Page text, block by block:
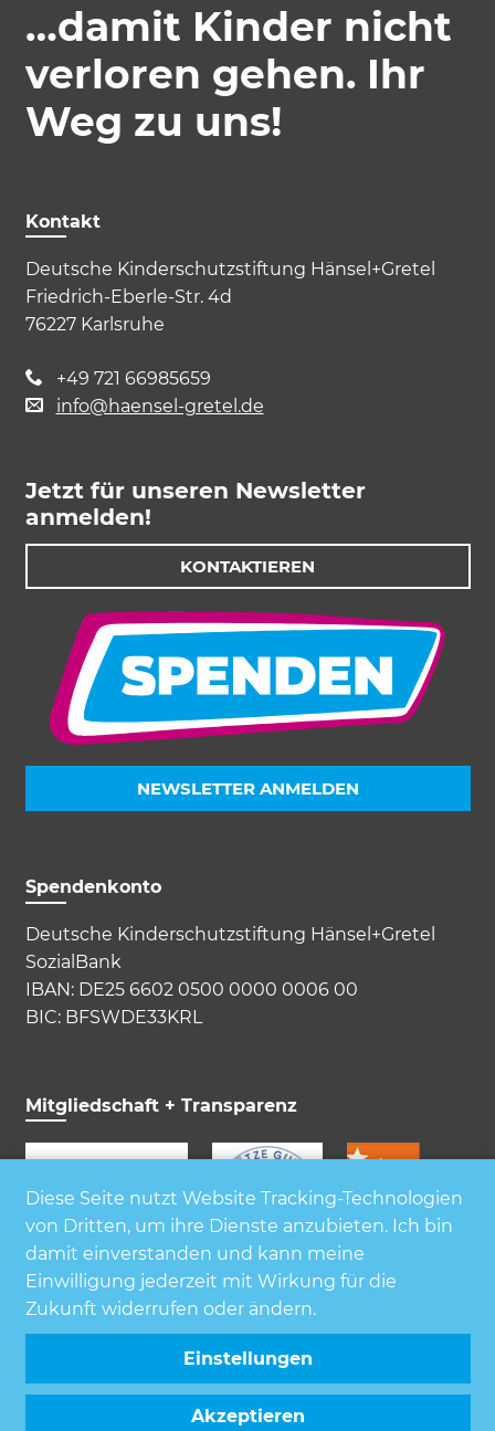
…damit Kinder nicht
verloren gehen. Ihr
Weg zu uns!
Kontakt
Deutsche Kinderschutzstiftung Hänsel+Gretel
Friedrich-Eberle-Str. 4d
76227 Karlsruhe
+49 721 66985659
info@haensel-gretel.de
Jetzt für unseren Newsletter
anmelden!
KONTAKTIEREN
NEWSLETTER ANMELDEN
Spendenkonto
Deutsche Kinderschutzstiftung Hänsel+Gretel
SozialBank
IBAN: DE25 6602 0500 0000 0006 00
BIC: BFSWDE33KRL
Mitgliedschaft + Transparenz
Diese Seite nutzt Website Tracking-Technologien
von Dritten, um ihre Dienste anzubieten. Ich bin
damit einverstanden und kann meine
Einwilligung jederzeit mit Wirkung für die
Zukunft widerrufen oder ändern.
Einstellungen
Akzeptieren
Marketing und Statistik
Marketing und Statistik Cookies werden
verwendet, um anonymes Tracking zu
aktivieren. Hierbei werden können
anonymisierte Daten an eventuelle
Impressum Datenschutz